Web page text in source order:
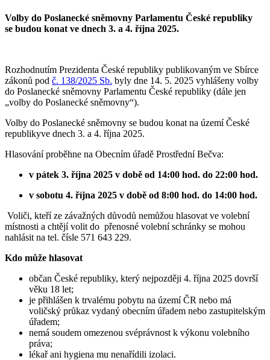
Volby do Poslanecké sněmovny Parlamentu České republiky
se budou konat ve dnech 3. a 4. října 2025.
Rozhodnutím Prezidenta České republiky publikovaným ve Sbírce
zákonů pod č. 138/2025 Sb. byly dne 14. 5. 2025 vyhlášeny volby
do Poslanecké sněmovny Parlamentu České republiky (dále jen
„volby do Poslanecké sněmovny“).
Volby do Poslanecké sněmovny se budou konat na území České
republikyve dnech 3. a 4. října 2025.
Hlasování proběhne na Obecním úřadě Prostřední Bečva:
v pátek 3. října 2025 v době od 14:00 hod. do 22:00 hod.
v sobotu 4. října 2025 v době od 8:00 hod. do 14:00 hod.
Voliči, kteří ze závažných důvodů nemůžou hlasovat ve volební
místnosti a chtějí volit do přenosné volební schránky se mohou
nahlásit na tel. čísle 571 643 229.
Kdo může hlasovat
občan České republiky, který nejpozději 4. října 2025 dovrší
věku 18 let;
je přihlášen k trvalému pobytu na území ČR nebo má
voličský průkaz vydaný obecním úřadem nebo zastupitelským
úřadem;
nemá soudem omezenou svéprávnost k výkonu volebního
práva;
lékař ani hygiena mu nenařídili izolaci.